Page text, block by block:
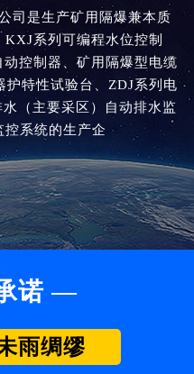
是生产矿用隔爆兼本质
系列可编程水位控制
控制器、矿用隔爆型电缆
特性试验台、ZDJ系列电
（主要采区）自动排水监
系统的生产企
诺 —
雨绸缪